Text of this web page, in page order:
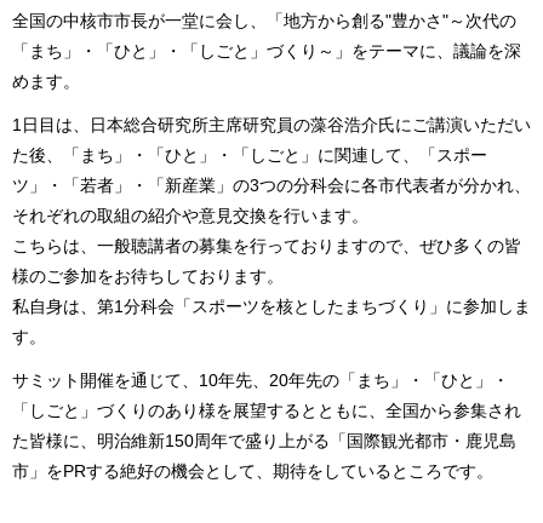
全国の中核市市長が一堂に会し、「地方から創る"豊かさ"～次代の
「まち」・「ひと」・「しごと」づくり～」をテーマに、議論を深
めます。
1日目は、日本総合研究所主席研究員の藻谷浩介氏にご講演いただい
た後、「まち」・「ひと」・「しごと」に関連して、「スポー
ツ」・「若者」・「新産業」の3つの分科会に各市代表者が分かれ、
それぞれの取組の紹介や意見交換を行います。
こちらは、一般聴講者の募集を行っておりますので、ぜひ多くの皆
様のご参加をお待ちしております。
私自身は、第1分科会「スポーツを核としたまちづくり」に参加しま
す。
サミット開催を通じて、10年先、20年先の「まち」・「ひと」・
「しごと」づくりのあり様を展望するとともに、全国から参集され
た皆様に、明治維新150周年で盛り上がる「国際観光都市・鹿児島
市」をPRする絶好の機会として、期待をしているところです。